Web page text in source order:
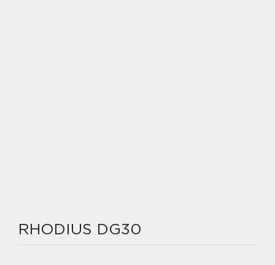
RHODIUS DG30